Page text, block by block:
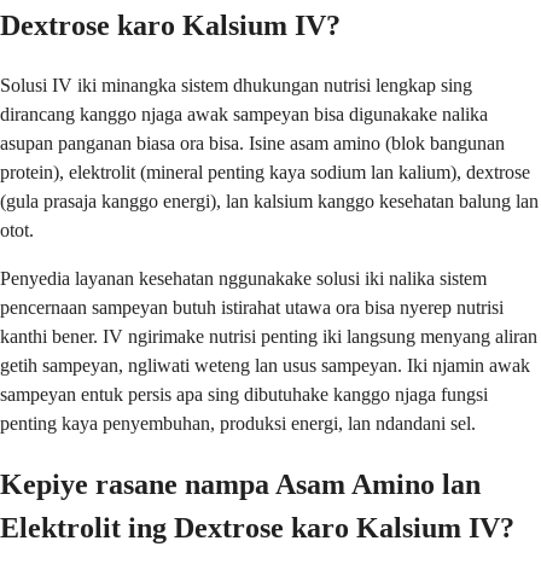
Dextrose karo Kalsium IV?
Solusi IV iki minangka sistem dhukungan nutrisi lengkap sing
dirancang kanggo njaga awak sampeyan bisa digunakake nalika
asupan panganan biasa ora bisa. Isine asam amino (blok bangunan
protein), elektrolit (mineral penting kaya sodium lan kalium), dextrose
(gula prasaja kanggo energi), lan kalsium kanggo kesehatan balung lan
otot.
Penyedia layanan kesehatan nggunakake solusi iki nalika sistem
pencernaan sampeyan butuh istirahat utawa ora bisa nyerep nutrisi
kanthi bener. IV ngirimake nutrisi penting iki langsung menyang aliran
getih sampeyan, ngliwati weteng lan usus sampeyan. Iki njamin awak
sampeyan entuk persis apa sing dibutuhake kanggo njaga fungsi
penting kaya penyembuhan, produksi energi, lan ndandani sel.
Kepiye rasane nampa Asam Amino lan
Elektrolit ing Dextrose karo Kalsium IV?